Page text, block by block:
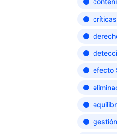
efecto
gestión